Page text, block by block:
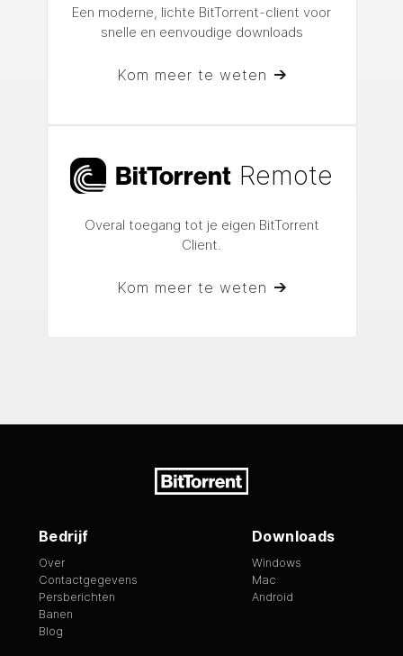
Een moderne, lichte BitTorrent-client voor
snelle en eenvoudige downloads
Kom meer te weten
BitTorrent Remote
Overal toegang tot je eigen BitTorrent
Client.
Kom meer te weten
Bedrijf
Over
Contactgegevens
Persberichten
Banen
Blog
Downloads
Windows
Mac
Android